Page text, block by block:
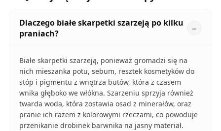
Dlaczego białe skarpetki szarzeją po kilku
praniach?
Białe skarpetki szarzeją, ponieważ gromadzi się na
nich mieszanka potu, sebum, resztek kosmetyków do
stóp i pigmentu z wnętrza butów, która z czasem
wnika głęboko we włókna. Szarzeniu sprzyja również
twarda woda, która zostawia osad z minerałów, oraz
pranie ich razem z kolorowymi rzeczami, co powoduje
przenikanie drobinek barwnika na jasny materiał.